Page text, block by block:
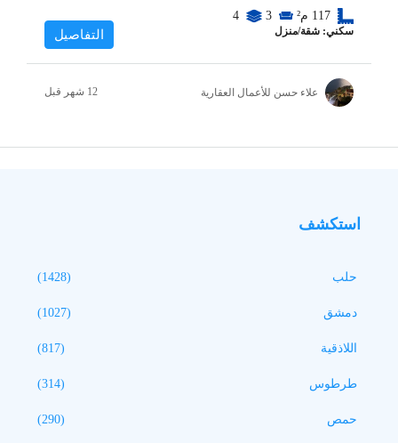
117 م² 3
4
سكني: شقة/منزل التفاصيل
علاء حسن للأعمال العقارية
استكشف
حلب (1428)
دمشق (1027)
اللاذقية (817)
طرطوس (314)
حمص (290)